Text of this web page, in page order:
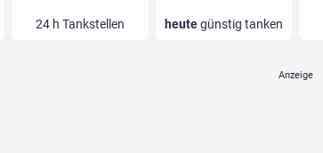
24 h Tankstellen heutegünstig tanken